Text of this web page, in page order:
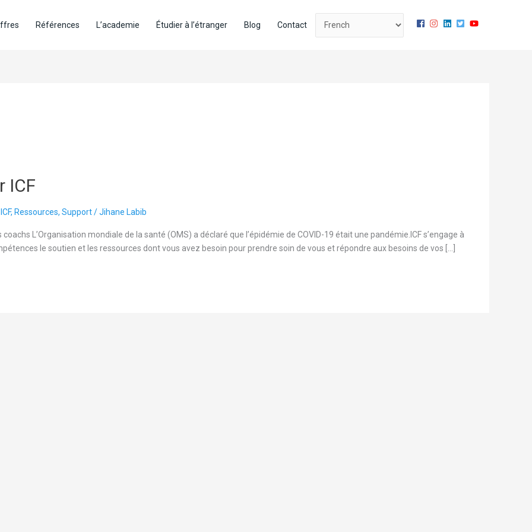
Références L’academie Étudier à l’étranger Blog Contact
ICF
ICF, Ressources, Support/Jihane Labib
L’Organisation mondiale de la santé (OMS) a déclaré que l’épidémie de COVID-19 était une pandémie.ICF s’engage à
le soutien et les ressources dont vous avez besoin pour prendre soin de vous et répondre aux besoins de vos […]